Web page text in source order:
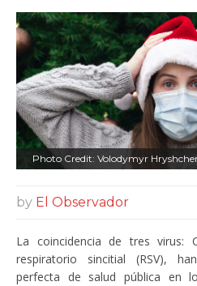
Photo Credit: Volodymyr
by El Observador
La coincidencia de tres virus:
respiratorio sincitial (RSV),
perfecta de salud pública en